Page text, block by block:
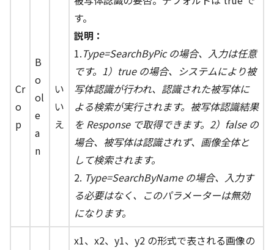
Cr
o
p
B
o
ol
e
a
n
い
い
え
す。
説明：
1.Type=SearchByPic の場合、入力は任意
です。1）true の場合、システムにより被
写体認識が行われ、認識された被写体に
よる検索が実行されます。被写体認識結果
を Response で取得できます。2）false の
場合、被写体は認識されず、画像全体と
して検索されます。
2. Type=SearchByName の場合、入力す
る必要はなく、このパラメーターは無効
になります。
x1、x2、y1、y2 の形式で表される画像の